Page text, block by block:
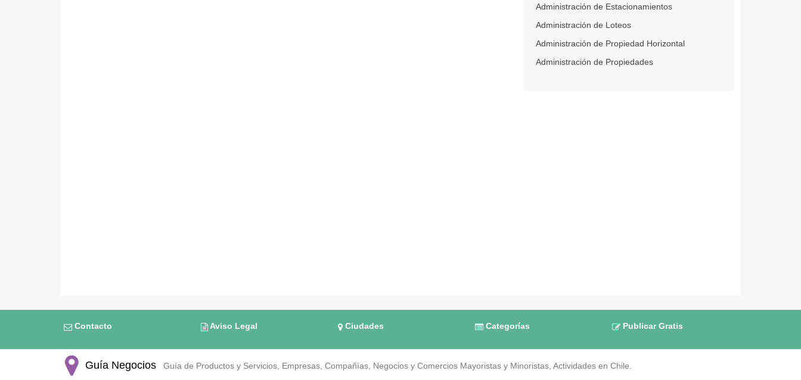
Administración de Estacionamientos
Administración de Loteos
Administración de Propiedad Horizontal
Administración de Propiedades
Contacto Aviso Legal Ciudades Categorías Publicar Gratis
Guía Negocios Guía de Productos y Servicios, Empresas, Compañías, Negocios y Comercios Mayoristas y Minoristas, Actividades en Chile.